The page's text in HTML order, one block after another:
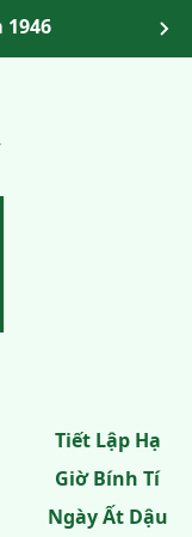
Tiết Lập Hạ
Giờ Bính Tí
Ngày Ất Dậu